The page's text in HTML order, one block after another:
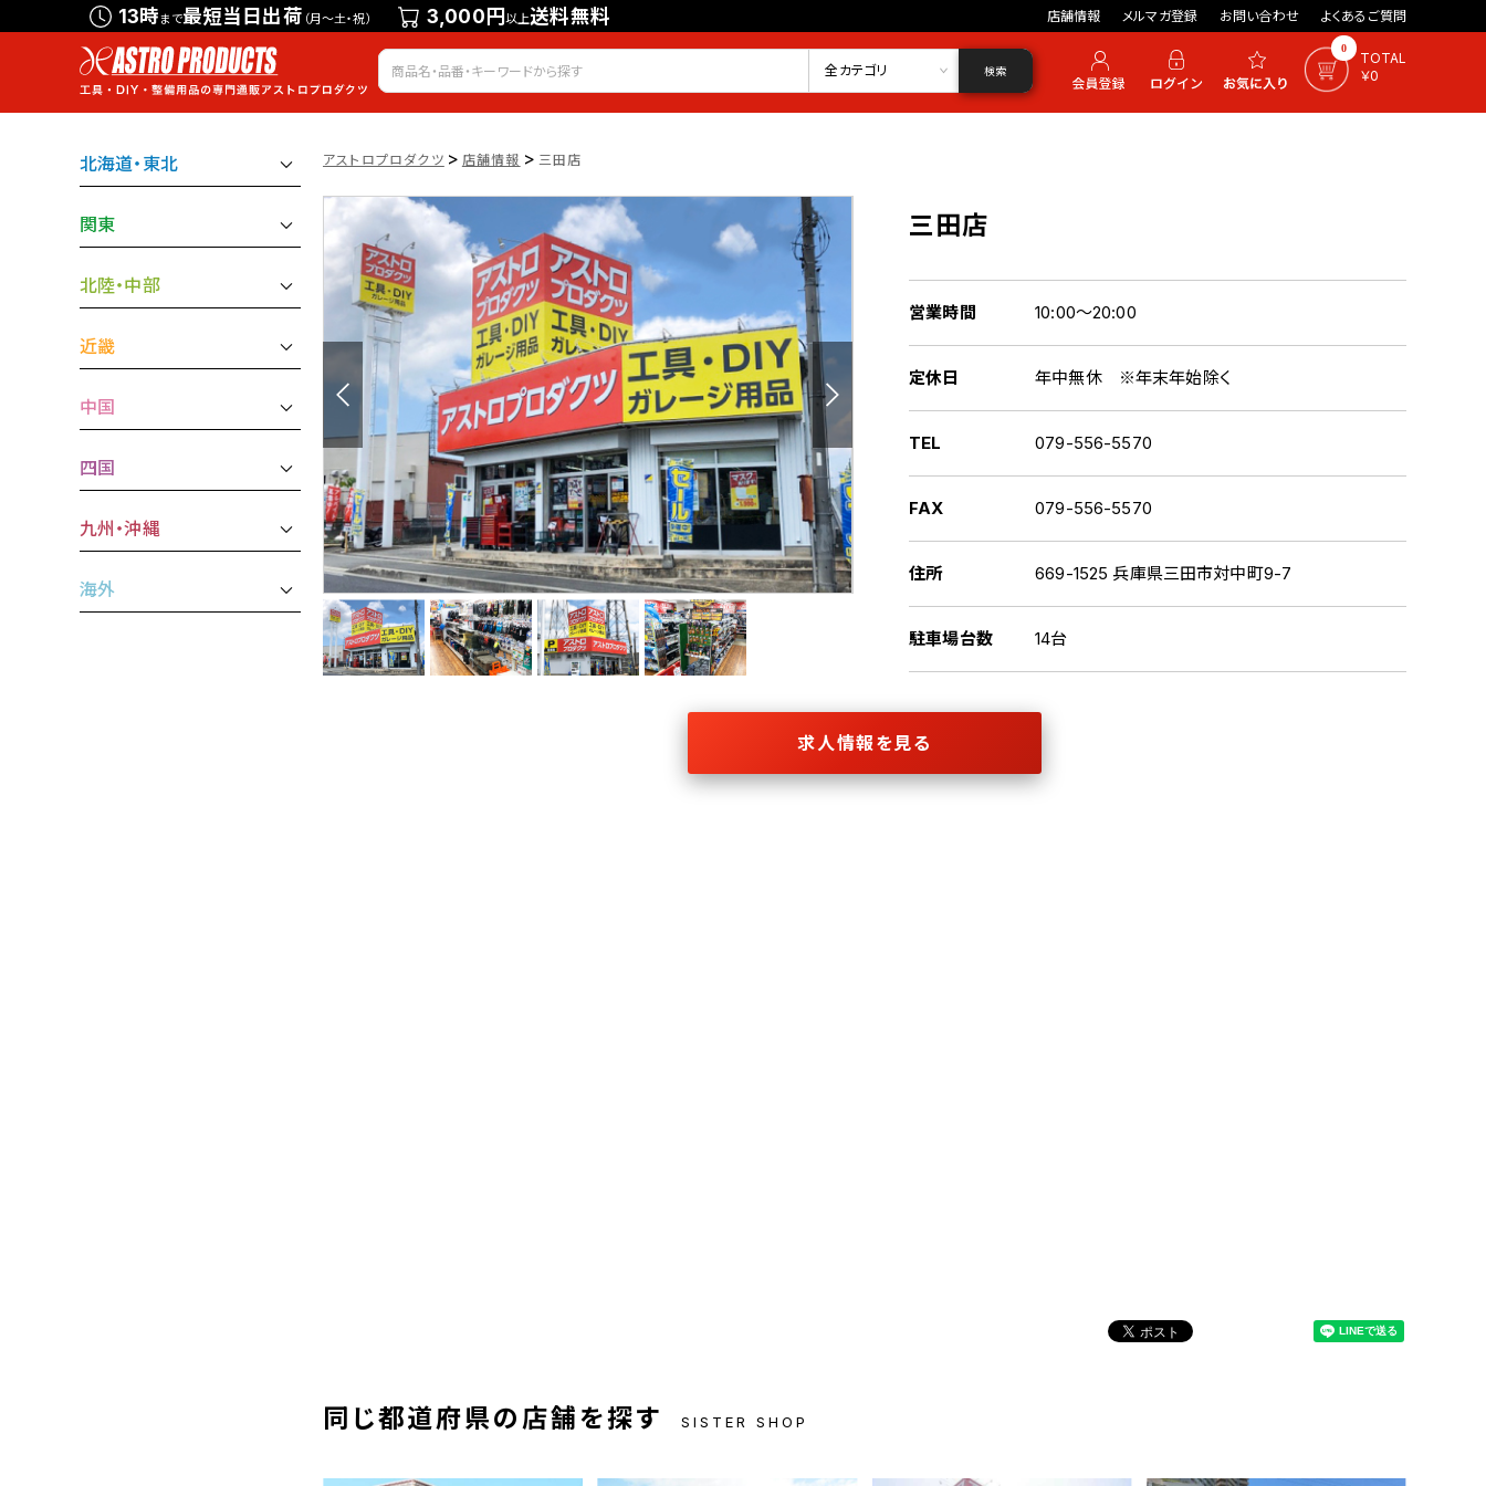
13時まで最短当日出荷 （月～土・祝） 3,000円以上送料無料 店舗情報 メルマガ登録 お問い合わせ よくあるご質問
会員登録 ログイン お気に入り 0
TOTAL
￥0
全カテゴリ 検索
北海道・東北
関東
北陸・中部
近畿
中国
四国
九州・沖縄
海外
アストロプロダクツ > 店舗情報 > 三田店
三田店
営業時間 10:00～20:00
定休日 年中無休 ※年末年始除く
TEL 079-556-5570
FAX 079-556-5570
住所 669-1525 兵庫県三田市対中町9-7
駐車場台数 14台
求人情報を見る
同じ都道府県の店舗を探す SISTER SHOP